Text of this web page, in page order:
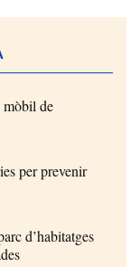
mòbil de
per prevenir
d’habitatges